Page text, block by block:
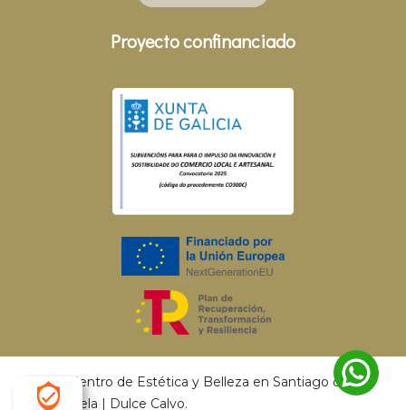
Proyecto confinanciado
© 2026 Centro de Estética y Belleza en Santiago de
Compostela | Dulce Calvo.